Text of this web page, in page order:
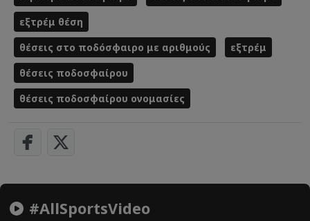
εξτρέμ θέση
θέσεις στο ποδόσφαιρο με αριθμούς
εξτρέμ
θέσεις ποδοσφαίρου
θέσεις ποδοσφαίρου ονομασίες
#AllSportsVideo